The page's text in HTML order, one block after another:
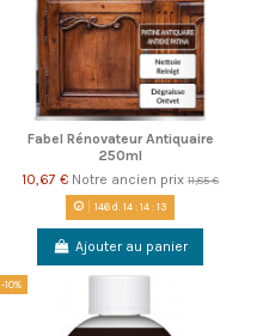
Fabel Rénovateur Antiquaire
250ml
10,67 € Notre ancien prix 11,85 €
146d.14:14:13
Ajouter au panier
-10%